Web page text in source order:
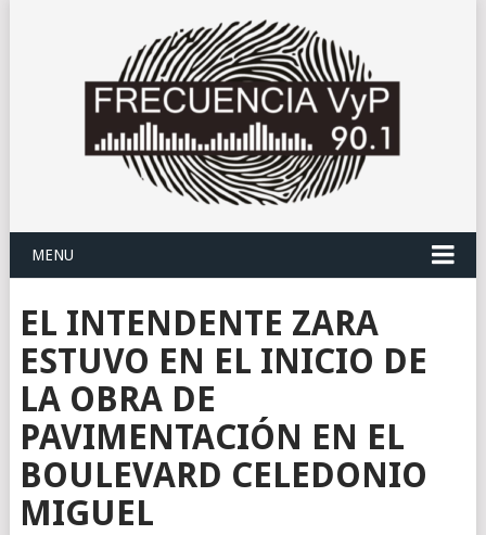
MENU
EL INTENDENTE ZARA
ESTUVO EN EL INICIO DE
LA OBRA DE
PAVIMENTACIÓN EN EL
BOULEVARD CELEDONIO
MIGUEL